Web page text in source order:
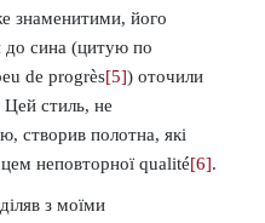
знаменитими, його
до сина (цитую по
de progrès[5]) оточили
Цей стиль, не
створив полотна, які
неповторної qualité[6].
з моїми